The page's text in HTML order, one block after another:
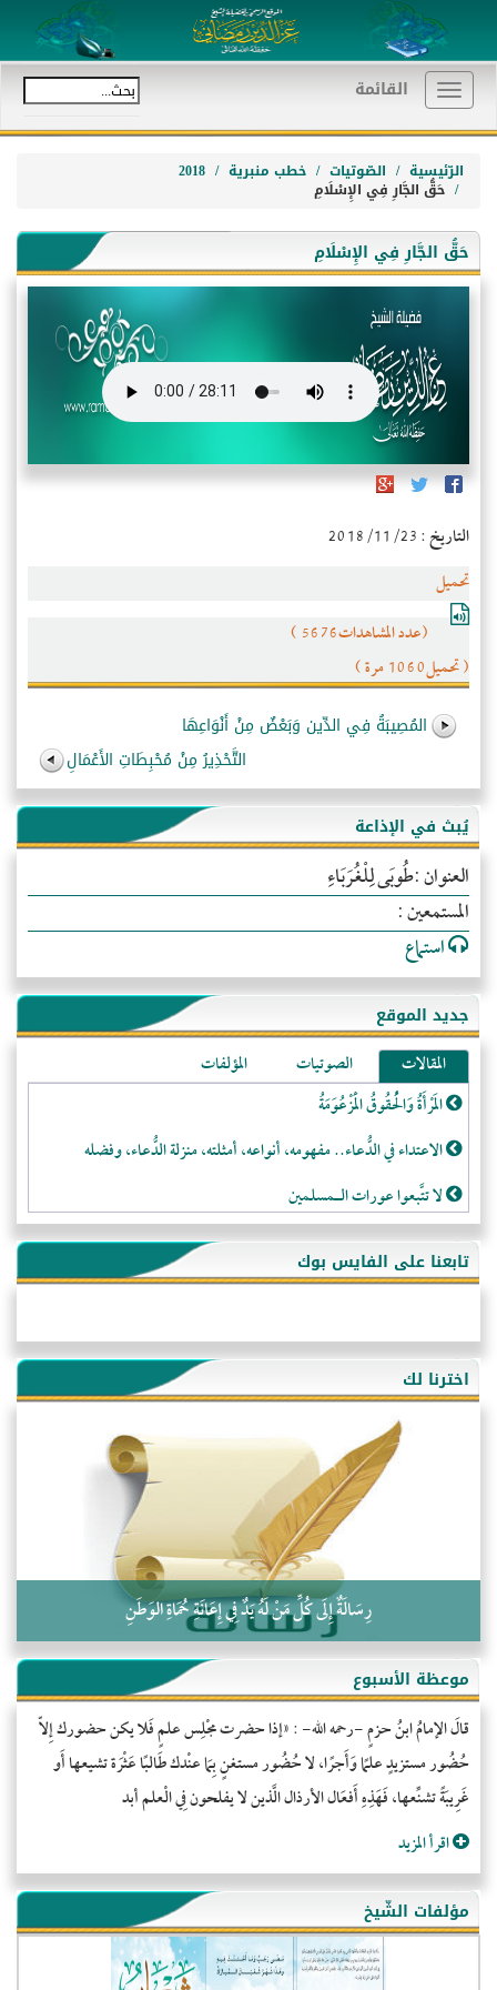
Toggle
navigation
القائمة
الرّئيسية الصّوتيات خطب منبرية 2018
حَقُّ الجَّارِ فِي الإِسْلَامِ
حَقُّ الجَّارِ فِي الإِسْلَامِ
التاريخ : 2018/11/23
تحميل
(عدد المشاهدات5676 )
( تحميل1060 مرة )
المُصِيبَةُ فِي الدِّين وَبَعْضٌ مِنْ أَنْوَاعِهَا
التَّحْذِيرُ مِنْ مُحْبِطَاتِ الأَعْمَالِ
يُبث في الإذاعة
العنوان :طُوبَى لِلْغُرَبَاءِ
المستمعين :
استماع
جديد الموقع
المقالات الصوتيات
المؤلفات
المَرْأَةُ وَالْحُقُوقُ الْمَزْعُوَمَةُ
الاعتداء في الدُّعاء.. مفهومه، أنواعه، أمثلته، منزلة الدُّعاء، وفضله
لا تتَّبعوا عورات الـمسلمين
فقه النَّصيحة عند الصَّحابة الكرام رضي الله عنهم
لَا عِزَّةَ إِلَّا بِالإِسْلَامِ
هذه سبيلنا فماذا تنقمون؟!
أُسُـسُ بَـيْـتِ الـمُسْـلِمِ
التَّعْلِيمُ القُرْآنِي
كلمة إلى إخواني السلفيين في الجزائر
تابعنا على الفايس بوك
اخترنا لك
رِسَالَةٌ إِلَى كُلِّ مَنْ لَهُ يَدٌ فِي إِعَانَةِ حُمَاةِ الوَطَنِ
موعظة الأسبوع
قالَ الإمامُ ابنُ حزمٍ -رحمه الله- : «إذا حضرت مجْلِس علمٍ فَلا يكن حضورك إِلاّ
حُضُور مستزيدٍ علمًا وَأَجرًا، لا حُضُور مستغنٍ بِمَا عنْدك طَالبًا عَثْرَة تشيعها أَو
غَرِيبَةً تشنِّعها، فَهَذِهِ أَفعَال الأرذال الَّذين لا يفلحون فِي الْعلم أبد
اقرأ المزيد
مؤلفات الشّيخ